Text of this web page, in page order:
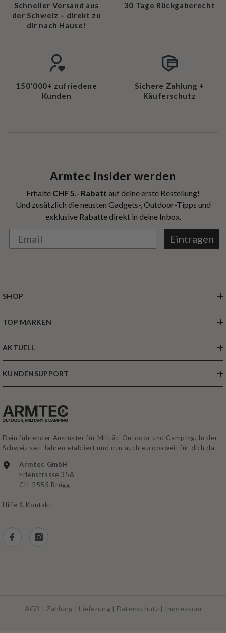
Schneller Versand aus
der Schweiz – direkt zu
dir nach Hause!
30 Tage Rückgaberecht
150'000+ zufriedene
Kunden
Sichere Zahlung +
Käuferschutz
Armtec Insider werden
Erhalte CHF 5.- Rabatt auf deine erste Bestellung!
Und zusätzlich die neusten Gadgets-, Outdoor-Tipps und
exklusive Rabatte direkt in deine Inbox.
Eintragen
SHOP
TOP MARKEN
AKTUELL
KUNDENSUPPORT
Dein führender Ausrüster für Militär, Outdoor und Camping. In der
Schweiz seit Jahren etabliert und nun auch europaweit für dich da.
Armtec GmbH
Erlenstrasse 35A
CH-2555 Brügg
Hilfe & Kontakt
AGB | Zahlung | Lieferung | Datenschutz| Impressum